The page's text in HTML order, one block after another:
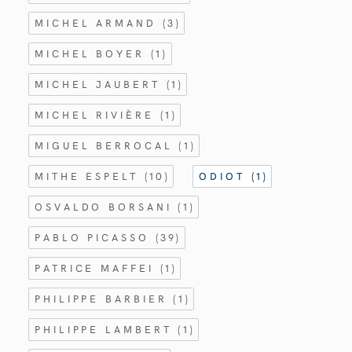
MICHEL ARMAND (3)
MICHEL BOYER (1)
MICHEL JAUBERT (1)
MICHEL RIVIÈRE (1)
MIGUEL BERROCAL(1)
MITHE ESPELT (10) ODIOT (1)
OSVALDO BORSANI(1)
PABLO PICASSO (39)
PATRICE MAFFEI (1)
PHILIPPE BARBIER(1)
PHILIPPE LAMBERT(1)